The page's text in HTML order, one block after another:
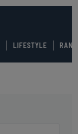
LIFESTYLE